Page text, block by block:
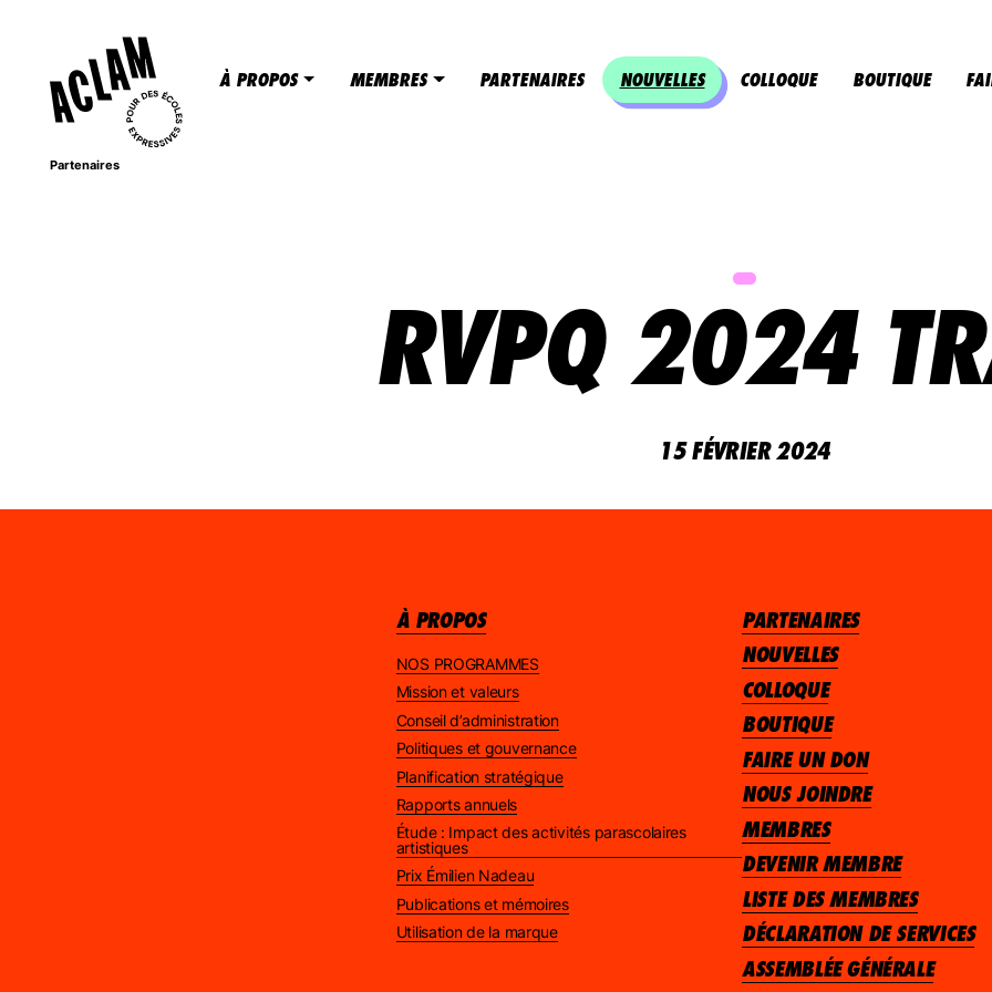
À PROPOS MEMBRES PARTENAIRES NOUVELLES COLLOQUE BOUTIQUE
Nous créons des occasions de partage et des espaces créatifs propices à nourrir les
passions. En appuyant le déploiement d’activités parascolaires culturelles et en outillant
les intervenants socioculturels en milieu scolaire, nous contribuons au développement
Partenaires
RVPQ 2024
15 FÉVRIER 2024
À PROPOS
NOS PROGRAMMES
Mission et valeurs
Conseil d’administration
Politiques et gouvernance
Planification stratégique
Rapports annuels
Étude : Impact des activités parascolaires
artistiques
Prix Émilien Nadeau
Publications et mémoires
Utilisation de la marque
MEMBRES
DEVENIR MEMBRE
LISTE DES MEMBRES
DÉCLARATION DE SERVICES
ASSEMBLÉE GÉNÉRALE
PARTENAIRES
NOUVELLES
COLLOQUE
BOUTIQUE
FAIRE UN DON
NOUS JOINDRE